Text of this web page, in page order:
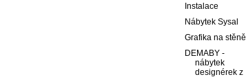
Instalace
Nábytek Sysal
Grafika na stěně
DEMABY -
nábytek
designérek z